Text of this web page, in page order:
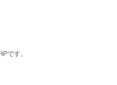
です。